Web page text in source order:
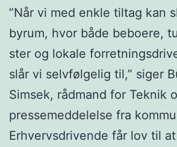
”Når vi med enkle tiltag kan
byrum, hvor både beboere,
ster og lokale
slår vi selvfølgelig til,” siger
Simsek, rådmand for Teknik
pressemeddelelse fra
Erhvervsdrivende får lov til